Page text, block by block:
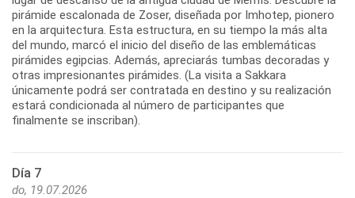
pirámide escalonada de Zoser, diseñada por Imhotep, pionero
en la arquitectura. Esta estructura, en su tiempo la más alta
del mundo, marcó el inicio del diseño de las emblemáticas
pirámides egipcias. Además, apreciarás tumbas decoradas y
otras impresionantes pirámides. (La visita a Sakkara
únicamente podrá ser contratada en destino y su realización
estará condicionada al número de participantes que
finalmente se inscriban).
Día 7
do, 19.07.2026